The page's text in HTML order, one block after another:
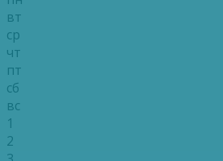
вт
ср
чт
пт
сб
вс
1
2